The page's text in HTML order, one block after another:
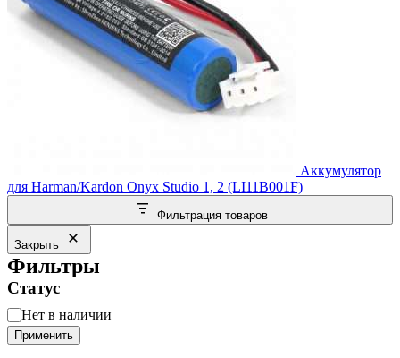
Аккумулятор
для Harman/Kardon Onyx Studio 1, 2 (LI11B001F)
Фильтрация товаров
Закрыть
Фильтры
Статус
Статус
Нет в наличии
Применить